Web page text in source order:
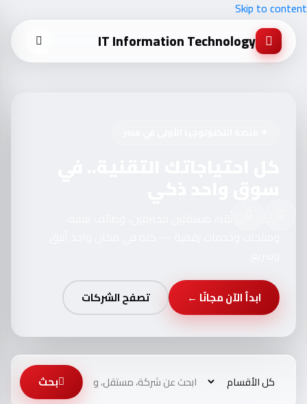
Skip to content
IT Information Technology
ابدأ الآن مجانًا ← تصفح الشركات
بحث